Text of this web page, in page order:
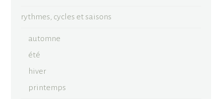
rythmes, cycles et saisons
automne
été
hiver
printemps